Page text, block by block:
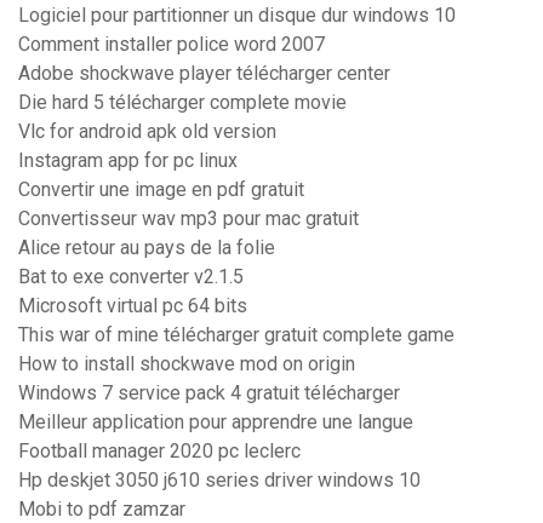
Logiciel pour partitionner un disque dur windows 10
Comment installer police word 2007
Adobe shockwave player télécharger center
Die hard 5 télécharger complete movie
Vlc for android apk old version
Instagram app for pc linux
Convertir une image en pdf gratuit
Convertisseur wav mp3 pour mac gratuit
Alice retour au pays de la folie
Bat to exe converter v2.1.5
Microsoft virtual pc 64 bits
This war of mine télécharger gratuit complete game
How to install shockwave mod on origin
Windows 7 service pack 4 gratuit télécharger
Meilleur application pour apprendre une langue
Football manager 2020 pc leclerc
Hp deskjet 3050 j610 series driver windows 10
Mobi to pdf zamzar